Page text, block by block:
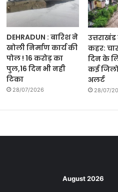
DEHRADUN : बारिश ने
खोली निर्माण कार्य की
पोल ! 16 करोड़ का
पुल,16 दिन भी नही
टिका
28/07/2026
कहर:
दिन के
कई
अलर्ट
28/07/
August 2026